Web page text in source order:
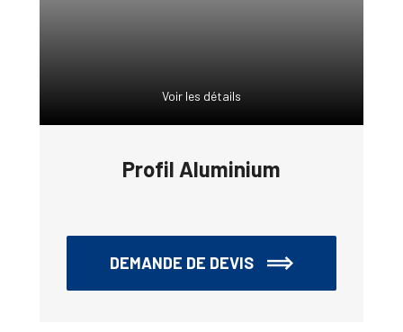
Voir les détails
Profil Aluminium
DEMANDE DE DEVIS